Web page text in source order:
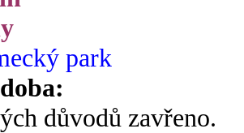
park
důvodů zavřeno.